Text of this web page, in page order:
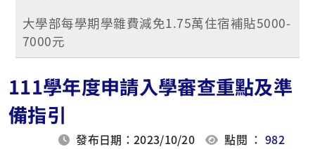
大學部每學期學雜費減免1.75萬住宿補貼5000-
7000元
111學年度申請入學審查重點及準
備指引
發布日期：2023/10/20 點閱 ：982